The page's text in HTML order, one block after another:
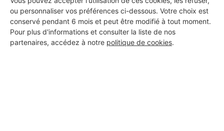
ou personnaliser vos préférences ci-dessous. Votre choix est
conservé pendant 6 mois et peut être modifié à tout moment.
Pour plus d'informations et consulter la liste de nos
partenaires, accédez à notre politique de cookies.
Aucun autre professionnel disponible dans cette zone
géographique.